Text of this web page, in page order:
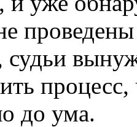
судьи
до ума.